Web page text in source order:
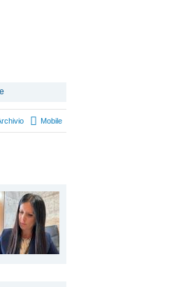
Mobile